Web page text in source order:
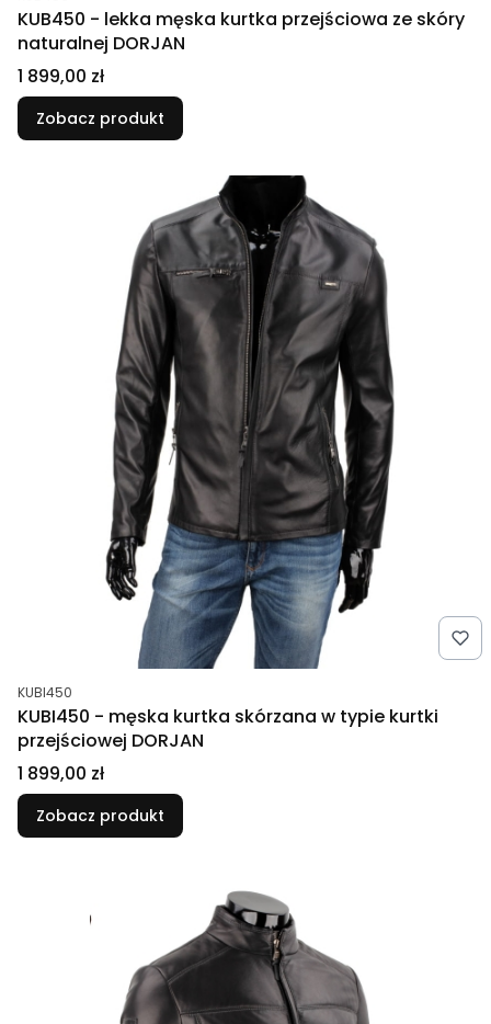
KUB450 - lekka męska kurtka przejściowa ze skóry
naturalnej DORJAN
Cena
1 899,00 zł
Zobacz produkt
Kod produktu
KUBI450
KUBI450 - męska kurtka skórzana w typie kurtki
przejściowej DORJAN
Cena
1 899,00 zł
Zobacz produkt